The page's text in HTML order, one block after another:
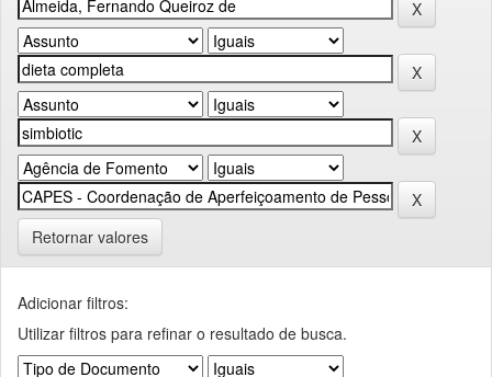
Retornar valores
Adicionar filtros:
Utilizar filtros para refinar o resultado de busca.